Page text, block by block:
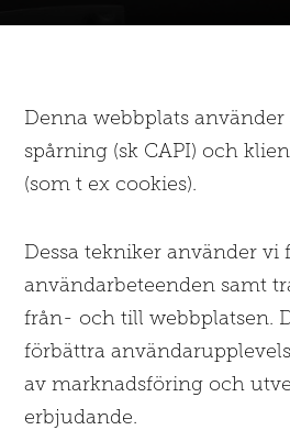
Denna webbplats använder
spårning (sk CAPI) och
(som t ex cookies).
Dessa tekniker använder vi
användarbeteenden samt
från- och till webbplatsen.
förbättra
av marknadsföring och
erbjudande.